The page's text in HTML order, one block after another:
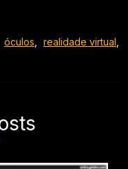
óculos realidade virtual